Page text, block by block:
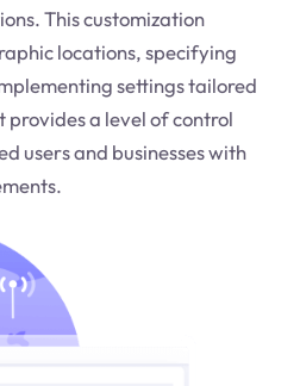
This customization
locations, specifying
settings tailored
provides a level of control
users and businesses with